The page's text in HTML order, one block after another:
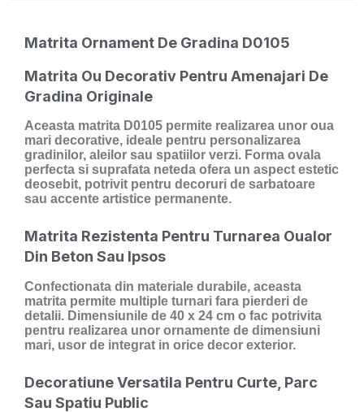
Matrita Ornament De Gradina D0105
Matrita Ou Decorativ Pentru Amenajari De
Gradina Originale
Aceasta matrita D0105 permite realizarea unor oua
mari decorative, ideale pentru personalizarea
gradinilor, aleilor sau spatiilor verzi. Forma ovala
perfecta si suprafata neteda ofera un aspect estetic
deosebit, potrivit pentru decoruri de sarbatoare
sau accente artistice permanente.
Matrita Rezistenta Pentru Turnarea Oualor
Din Beton Sau Ipsos
Confectionata din materiale durabile, aceasta
matrita permite multiple turnari fara pierderi de
detalii. Dimensiunile de 40 x 24 cm o fac potrivita
pentru realizarea unor ornamente de dimensiuni
mari, usor de integrat in orice decor exterior.
Decoratiune Versatila Pentru Curte, Parc
Sau Spatiu Public